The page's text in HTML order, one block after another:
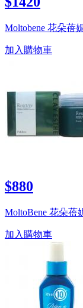
Moltobene 花朵蓓
加入購物車
$880
MoltoBene 花朵蓓
加入購物車